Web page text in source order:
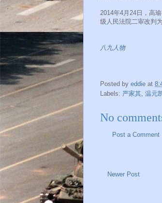
2014年4月24日，高
级人民法院二审改判
八九人物
Posted by eddie at
Labels: 严家其 温元
No
Post a Comment
Newer Post